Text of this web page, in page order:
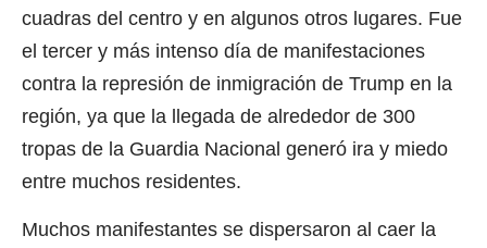
cuadras del centro y en algunos otros lugares. Fue
el tercer y más intenso día de manifestaciones
contra la represión de inmigración de Trump en la
región, ya que la llegada de alrededor de 300
tropas de la Guardia Nacional generó ira y miedo
entre muchos residentes.
Muchos manifestantes se dispersaron al caer la